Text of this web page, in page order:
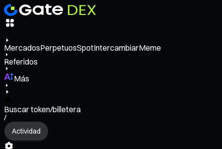
MercadosPerpetuosSpotIntercambiarMeme
Referidos
Más
Buscar token/billetera
/
Actividad